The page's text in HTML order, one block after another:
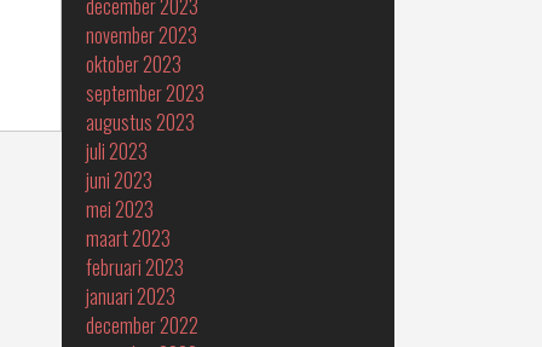
december 2023
november 2023
oktober 2023
september 2023
augustus 2023
juli 2023
juni 2023
mei 2023
maart 2023
februari 2023
januari 2023
december 2022